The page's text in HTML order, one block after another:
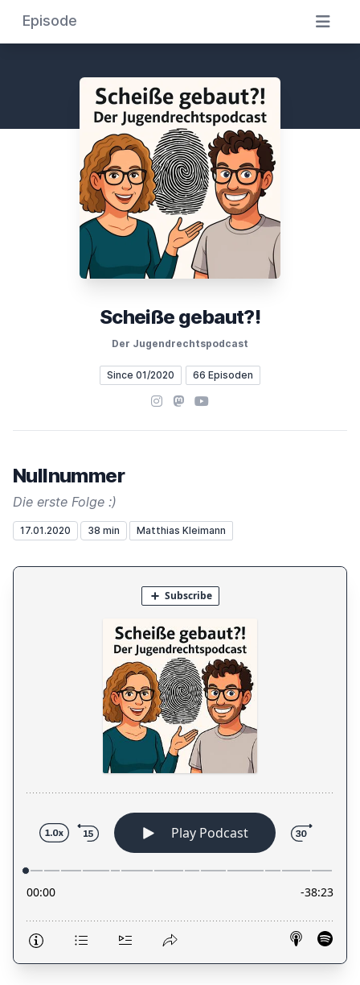
Episode
Scheiße gebaut?!
Der Jugendrechtspodcast
Since 01/2020 66 Episoden
Instagram
Mastodon
YouTube
Nullnummer
Die erste Folge :)
17.01.2020 38 min Matthias Kleimann